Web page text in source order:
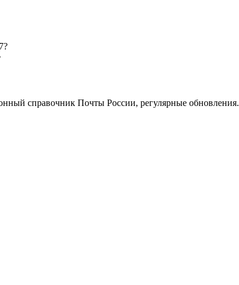
справочник Почты России, регулярные обновления.